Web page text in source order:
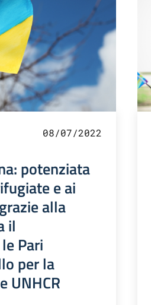
08/07/2022
potenziata
e ai
alla
il
Pari
per la
UNHCR